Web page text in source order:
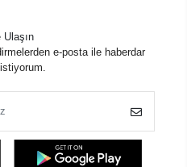
Ulaşın
e-posta ile haberdar